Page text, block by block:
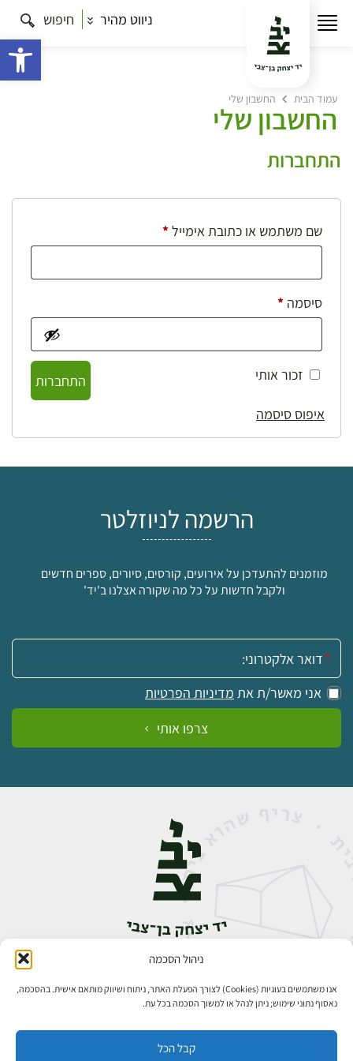
ניהול הסכמה
אנו משתמשים בעוגיות (Cookies) לצורך הפעלת האתר, ניתוח ושיווק מותאם אישית. בהסכמה,
נאסוף נתוני שימוש; ניתן לנהל או למשוך הסכמה בכל עת.
קבל הכל
ניווט מהיר חיפוש
עמוד הבית החשבון שלי
החשבון שלי
התחברות
שם משתמש או כתובת אימייל*חובה
סיסמה *חובה
זכור אותי
התחברות
איפוס סיסמה
הרשמה לניוזלטר
מוזמנים להתעדכן על אירועים, קורסים, סיורים, ספרים חדשים
ולקבל חדשות על כל מה שקורה אצלנו ב'יד'
אימייל:
אני מאשר/ת את מדיניות הפרטיות
צרפו אותי
אבן גבירול 14, רחביה, ירושלים